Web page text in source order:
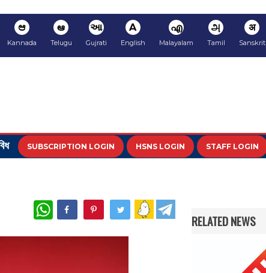
ಆ
Kannada
ఆ
Telugu
આ
Gujrati
A
English
എ
Malayalam
அ
Tamil
अ
Sanskrit
SUBSCRIPTION LOGIN HSNS LOGIN STAFF LOGIN
WhatsApp
RELATED NEWS